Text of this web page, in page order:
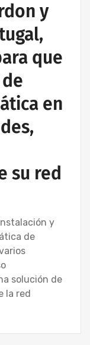
y
que
en
su red
y
de
solución de
la red